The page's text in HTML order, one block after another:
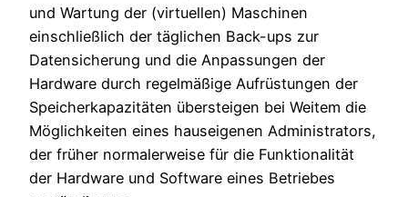
und Wartung der (virtuellen) Maschinen
einschließlich der täglichen Back-ups zur
Datensicherung und die Anpassungen der
Hardware durch regelmäßige Aufrüstungen der
Speicherkapazitäten übersteigen bei Weitem die
Möglichkeiten eines hauseigenen Administrators,
der früher normalerweise für die Funktionalität
der Hardware und Software eines Betriebes